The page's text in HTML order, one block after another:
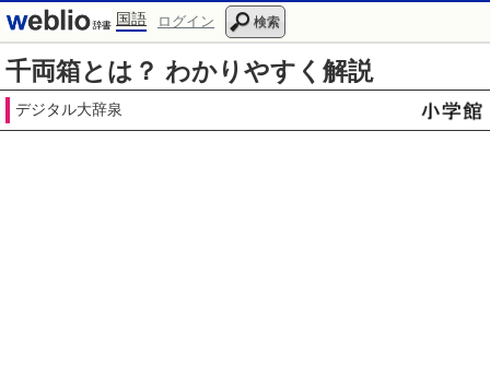
国語 ログイン 検索
千両箱とは？ わかりやすく解説
デジタル大辞泉